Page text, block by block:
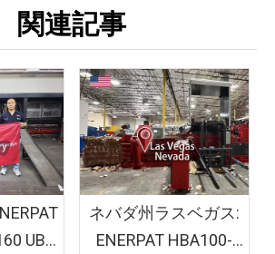
関連記事
UBC
ネバダ州ラスベガス:
ENERPAT HBA100-